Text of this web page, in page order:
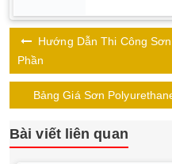
Hướng Dẫn Thi Công
Phần
Bảng Giá Sơn
Bài viết liên quan